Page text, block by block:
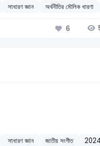
সাধারণ জ্ঞান অর্থনীতির মৌলিক ধারণা
6
সাধারণ জ্ঞান জাতীয় সংগীত 2024